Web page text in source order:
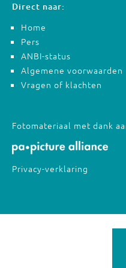
Direct naar:
Home
Pers
ANBI-status
Algemene voorwaarden
Vragen of klachten
Fotomateriaal met dank
Privacy-verklaring